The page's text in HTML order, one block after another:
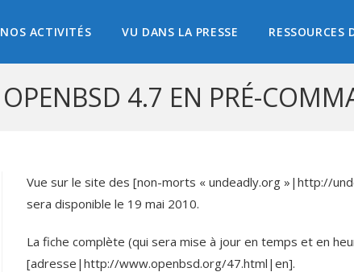
NOS ACTIVITÉS VU DANS LA PRESSE RESSOURCES
OPENBSD 4.7 EN PRÉ-
Vue sur le site des [non-morts « undeadly.org »|http://
sera disponible le 19 mai 2010.
La fiche complète (qui sera mise à jour en temps et en
[adresse|http://www.openbsd.org/47.html|en].